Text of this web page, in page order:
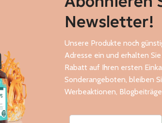
Newsletter!
Unsere Produkte noch
Adresse ein und erhalten
Rabatt auf Ihren ersten
Sonderangeboten, bleiben
Werbeaktionen,